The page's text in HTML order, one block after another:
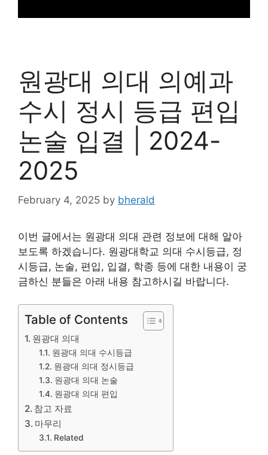
원광대 의대 의예과
수시 정시 등급 편입
논술 입결 | 2024-
2025
February 4, 2025 by bherald
이번 글에서는 원광대 의대 관련 정보에 대해 알아
보도록 하겠습니다. 원광대학교 의대 수시등급, 정
시등급, 논술, 편입, 입결, 학종 등에 대한 내용이 궁
금하신 분들은 아래 내용 참고하시길 바랍니다.
Table of Contents
원광대 의대
원광대 의대 수시등급
원광대 의대 정시등급
원광대 의대 논술
원광대 의대 편입
참고 자료
마무리
Related